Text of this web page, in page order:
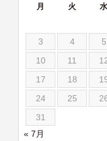
月 火 水
3
4 5
10
11
17
18
24
25
31
« 7月